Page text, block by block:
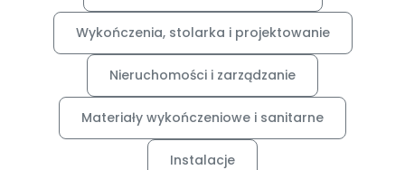
Wykończenia, stolarka i projektowanie
Nieruchomości i zarządzanie
Materiały wykończeniowe i sanitarne
Instalacje